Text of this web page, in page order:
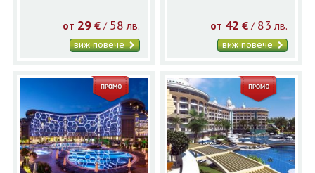
от 29 €/ 58 лв.
виж повече
от 42 € / 83 лв.
виж повече